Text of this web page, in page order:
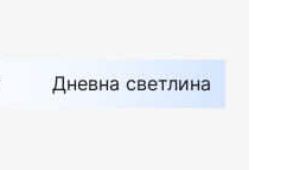
Дневна светлина